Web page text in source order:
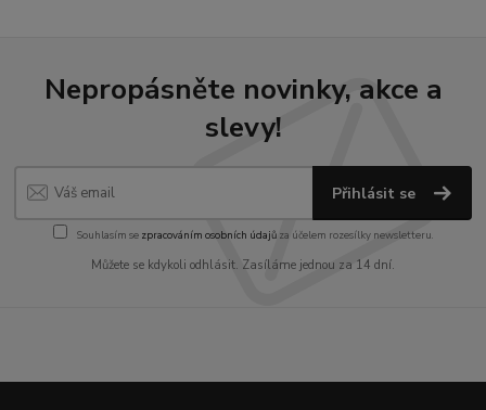
Nepropásněte novinky, akce a
slevy!
Přihlásit se
Souhlasím se zpracováním osobních údajůza účelem rozesílky newsletteru.
Můžete se kdykoli odhlásit. Zasíláme jednou za 14 dní.